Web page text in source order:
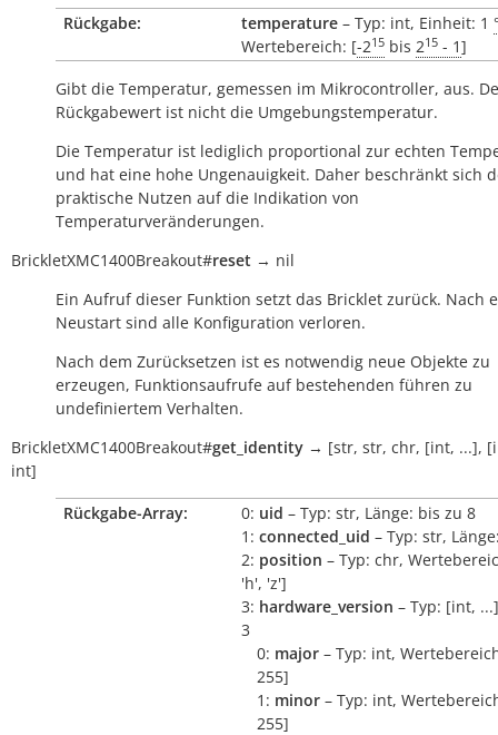
Rückgabe:
temperature – Typ: int, Einheit: 1
Wertebereich: [-215 bis 215 - 1]
Gibt die Temperatur, gemessen im Mikrocontroller, aus.
Rückgabewert ist nicht die Umgebungstemperatur.
Die Temperatur ist lediglich proportional zur echten
und hat eine hohe Ungenauigkeit. Daher beschränkt sich
praktische Nutzen auf die Indikation von
Temperaturveränderungen.
BrickletXMC1400Breakout#reset → nil
Ein Aufruf dieser Funktion setzt das Bricklet zurück. Nach
Neustart sind alle Konfiguration verloren.
Nach dem Zurücksetzen ist es notwendig neue Objekte zu
erzeugen, Funktionsaufrufe auf bestehenden führen zu
undefiniertem Verhalten.
BrickletXMC1400Breakout#get_identity → [str, str, chr, [int, ...],
int]
Rückgabe-Array:
0: uid – Typ: str, Länge: bis zu 8
1: connected_uid – Typ: str,
2: position – Typ: chr,
'h', 'z']
3: hardware_version – Typ: [int,
3
0: major – Typ: int,
255]
1: minor – Typ: int,
255]